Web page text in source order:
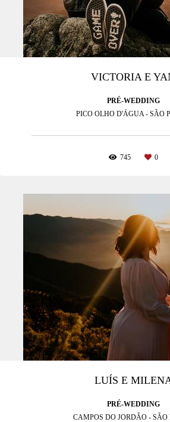
VICTORIA E
PRÉ-WEDDING
PICO OLHO D'ÁGUA - SÃO
745 0
LUÍS E
PRÉ-WEDDING
CAMPOS DO JORDÃO - SÃO